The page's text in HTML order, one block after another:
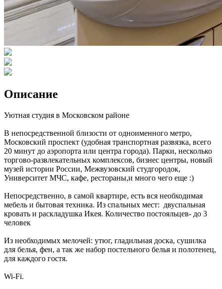
Описание
Уютная студия в Московском районе
В непосредственной близости от одноименного метро,
Московский проспект (удобная транспортная развязка, всего
20 минут до аэропорта или центра города). Парки, несколько
торгово-развлекательных комплексов, бизнес центры, новый
музей истории России, Межвузовский студгородок,
Университет МЧС, кафе, рестораны,и много чего еще :)
Непосредственно, в самой квартире, есть вся необходимая
мебель и бытовая техника. Из спальных мест: двуспальная
кровать и раскладушка Икея. Количество постояльцев- до 3
человек
Из необходимых мелочей: утюг, гладильная доска, сушилка
для белья, фен, а так же набор постельного белья и полотенец,
для каждого гостя.
Wi-Fi.